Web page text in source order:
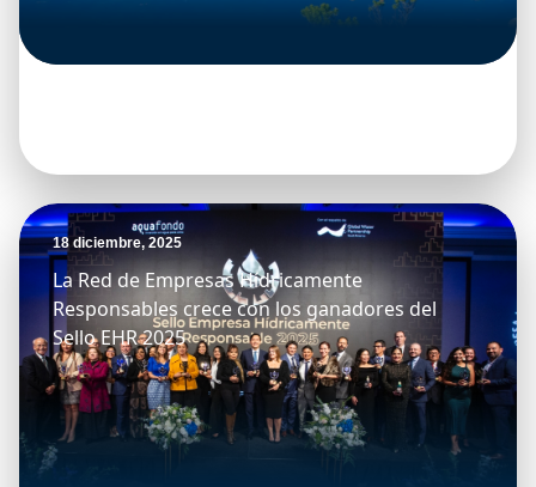
18 diciembre, 2025
La Red de Empresas Hídricamente
Responsables crece con los ganadores del
Sello EHR 2025